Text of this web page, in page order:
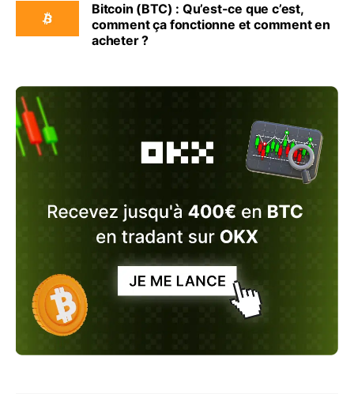
Bitcoin (BTC) : Qu’est-ce que c’est,
comment ça fonctionne et comment en
acheter ?